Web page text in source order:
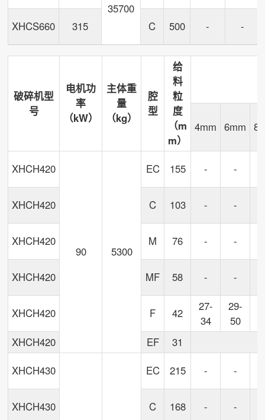
35700
XHCS660 315 C 500 - -
破碎机型
号
电机功
率
（kW）
主体重
量
（kg）
腔
型
给
料
粒
度
（m
m）
4mm 6mm
XHCH420
90 5300
EC 155 - -
XHCH420 C 103 - -
XHCH420 M 76 - -
XHCH420 MF 58 - -
XHCH420
F 42
27-
34
29-
50
XHCH420
EF
31
XHCH430
EC 215 - -
XHCH430 C 168 - -